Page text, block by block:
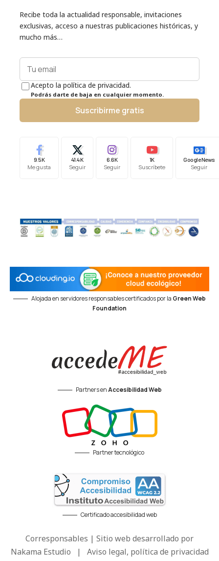
Recibe toda la actualidad responsable, invitaciones
exclusivas, acceso a nuestras publicaciones históricas, y
mucho más…
Acepto la política de privacidad.
Podrás darte de baja en cualquier momento.
Suscribirme gratis
9.5K
Me gusta
41.4K
Seguir
6.6K
Seguir
1K
Suscríbete
Google News
Seguir
Alojada en servidores responsables certificados por la Green Web
Foundation
Partners enAccesibilidad Web
Partner tecnológico
Certificado accesibilidad web
Corresponsables | Sitio web desarrollado por
Nakama Estudio | Aviso legal, política de privacidad